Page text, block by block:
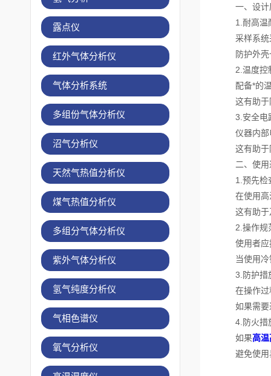
露点仪
红外气体分析仪
气体分析系统
多组份气体分析仪
沼气分析仪
天然气热值分析仪
煤气热值分析仪
多组分气体分析仪
紫外气体分析仪
氢气纯度分析仪
气相色谱仪
氧气分析仪
一、设计
1.耐高温
采样系统采
防护外壳也
2.温度控
配备*的温
这有助于防
3.安全电
仪器内部电
这有助于防
二、使用
1.预先检
在使用高温
这有助于
2.操作规
使用者应按
当使用冷镜
3.防护措
在操作过程
如果需要近
4.防火措
如果高温
避免使用易